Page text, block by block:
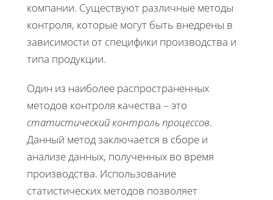
компании. Существуют различные методы
контроля, которые могут быть внедрены в
зависимости от специфики производства и
типа продукции.
Один из наиболее распространенных
методов контроля качества – это
статистический контроль процессов.
Данный метод заключается в сборе и
анализе данных, полученных во время
производства. Использование
статистических методов позволяет